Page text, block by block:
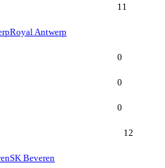
11
Royal Antwerp
0
0
0
12
SK Beveren